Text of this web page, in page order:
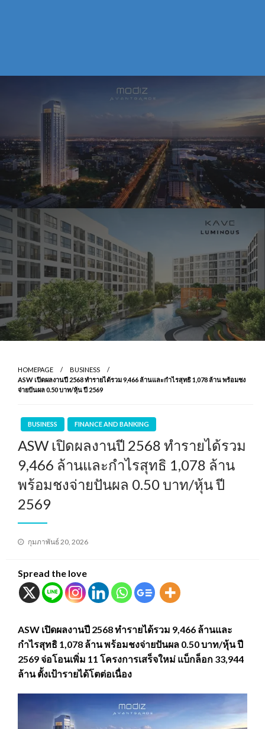
HOMEPAGE
BUSINESS
ASW เปิดผลงานปี 2568 ทำรายได้รวม 9,466 ล้านและกำไรสุทธิ 1,078 ล้าน พร้อมชง
จ่ายปันผล 0.50 บาท/หุ้น ปี 2569
BUSINESS FINANCE AND BANKING
ASW เปิดผลงานปี 2568 ทำรายได้รวม
9,466 ล้านและกำไรสุทธิ 1,078 ล้าน
พร้อมชงจ่ายปันผล 0.50 บาท/หุ้น ปี
2569
Posted
กุมภาพันธ์ 20, 2026
Spread the love
ASW เปิดผลงานปี 2568 ทำรายได้รวม 9,466 ล้านและ
กำไรสุทธิ 1,078 ล้าน พร้อมชงจ่ายปันผล 0.50 บาท/หุ้น ปี
2569 จ่อโอนเพิ่ม 11 โครงการเสร็จใหม่ แบ็กล็อก 33,944
ล้าน ตั้งเป้ารายได้โตต่อเนื่อง